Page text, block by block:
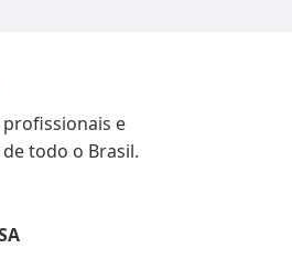
e
todo o Brasil.